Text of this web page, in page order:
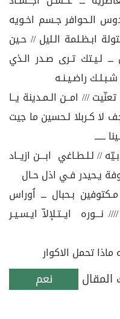
الـحوافر جـسم اخـويه
ابـظـلمة الـليل // حـين
لـيـتك تـرى صـدر الـذي
راضـيـنـه
/// امــن الـمـدينة يــا
لا كـربلا لـحسين ما جيت
// لـلـطـاغي ابـــن ازيــاد
يـحيدر فـي اذل حـال
بـحبال ـــ اُوراس
ايــتـلإلاّ ايـسـيـر
تحمل الاكوار
نعم